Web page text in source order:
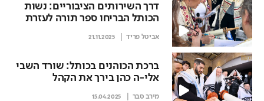
דרך השירותים הציבוריים: נשות
הכותל הבריחו ספר תורה לעזרת
אביטל פריד 21.11.2025
ברכת הכוהנים בכותל: שורד השבי
אלי-ה כהן בירך את הקהל
מירב סבר 15.04.2025